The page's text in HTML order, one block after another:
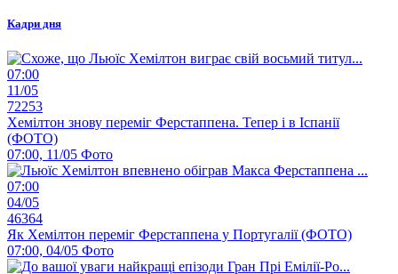
Кадри дня
07:00
11/05
72253
Хемілтон знову переміг Ферстаппена. Тепер і в Іспанії
(ФОТО)
07:00, 11/05 Фото
07:00
04/05
46364
Як Хемілтон переміг Ферстаппена у Португалії (ФОТО)
07:00, 04/05 Фото